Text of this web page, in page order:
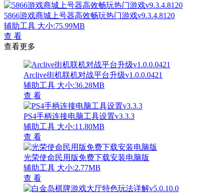
5866游戏商城上号器高效畅玩热门游戏v9.3.4.8120
辅助工具 大小:75.99MB
查 看
查看更多
Arclive街机联机对战平台升级v1.0.0.0421
辅助工具 大小:36.28MB
查 看
PS4手柄连接电脑工具设置v3.3.3
辅助工具 大小:11.80MB
查 看
光荣使命民用版免费下载安装电脑版
辅助工具 大小:2.77MB
查 看